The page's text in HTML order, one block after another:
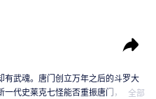
有武魂。唐门创立万年之后的斗罗大
一代史莱克七怪能否重振唐门，谱写
全部